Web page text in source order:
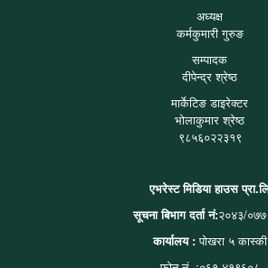
अध्यक्ष
कर्मकुमारी गुरुङ
सम्पादक
दीपेन्द्र श्रेष्ठ
मार्केटिङ डाइरेक्टर
भोलाकुमार श्रेष्ठ
९८५६०२२३१९
एभरेस्ट मिडिया हाउस
सूचना बिभाग दर्ता नं:२०४३/
कार्यालय :पोखरा ५ कास्की